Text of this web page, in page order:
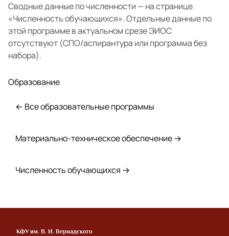
Сводные данные по численности — на странице
«Численность обучающихся». Отдельные данные по
этой программе в актуальном срезе ЭИОС
отсутствуют (СПО/аспирантура или программа без
набора).
Образование
← Все образовательные программы
Материально-техническое обеспечение →
Численность обучающихся →
КФУ им. В. И. Вернадского